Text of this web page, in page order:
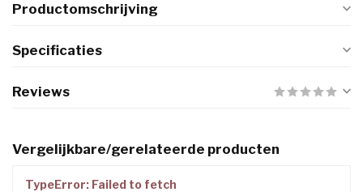
Productomschrijving
Specificaties
Reviews
Vergelijkbare/gerelateerde producten
TypeError: Failed to fetch